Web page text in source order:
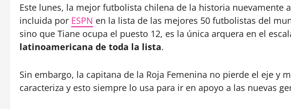
Este lunes, la mejor futbolista chilena de la historia nuevamente
incluida por ESPN en la lista de las mejores 50 futbolistas del
sino que Tiane ocupa el puesto 12, es la única arquera en el
latinoamericana de toda la lista.
Sin embargo, la capitana de la Roja Femenina no pierde el eje y
caracteriza y esto siempre lo usa para ir en apoyo a las nuevas